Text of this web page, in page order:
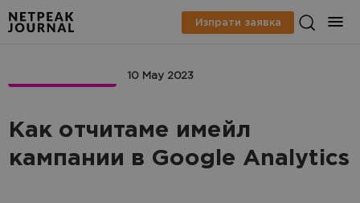
Изпрати заявка
10 May 2023
Как отчитаме имейл
кампании в Google Analytics